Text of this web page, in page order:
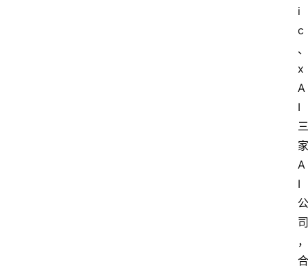
i
c
、
x
A
I
三
家
A
I
公
司
，
合